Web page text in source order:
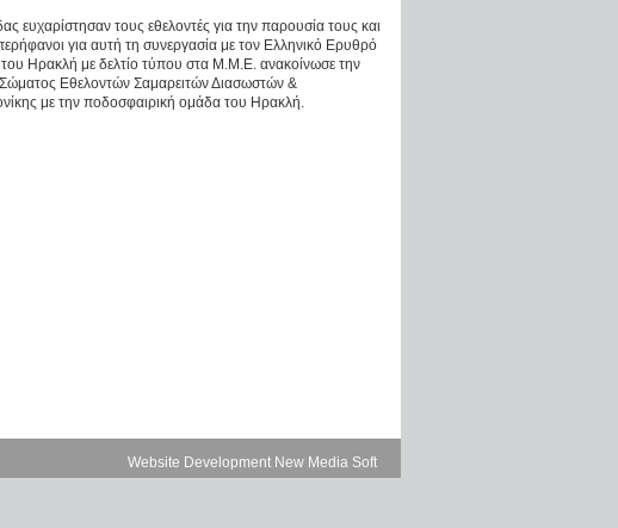
ευχαρίστησαν τους εθελοντές για την παρουσία τους και
για αυτή τη συνεργασία με τον Ελληνικό Ερυθρό
Ηρακλή με δελτίο τύπου στα Μ.Μ.Ε. ανακοίνωσε την
Εθελοντών Σαμαρειτών Διασωστών &
με την ποδοσφαιρική ομάδα του Ηρακλή.
Website Development New Media Soft